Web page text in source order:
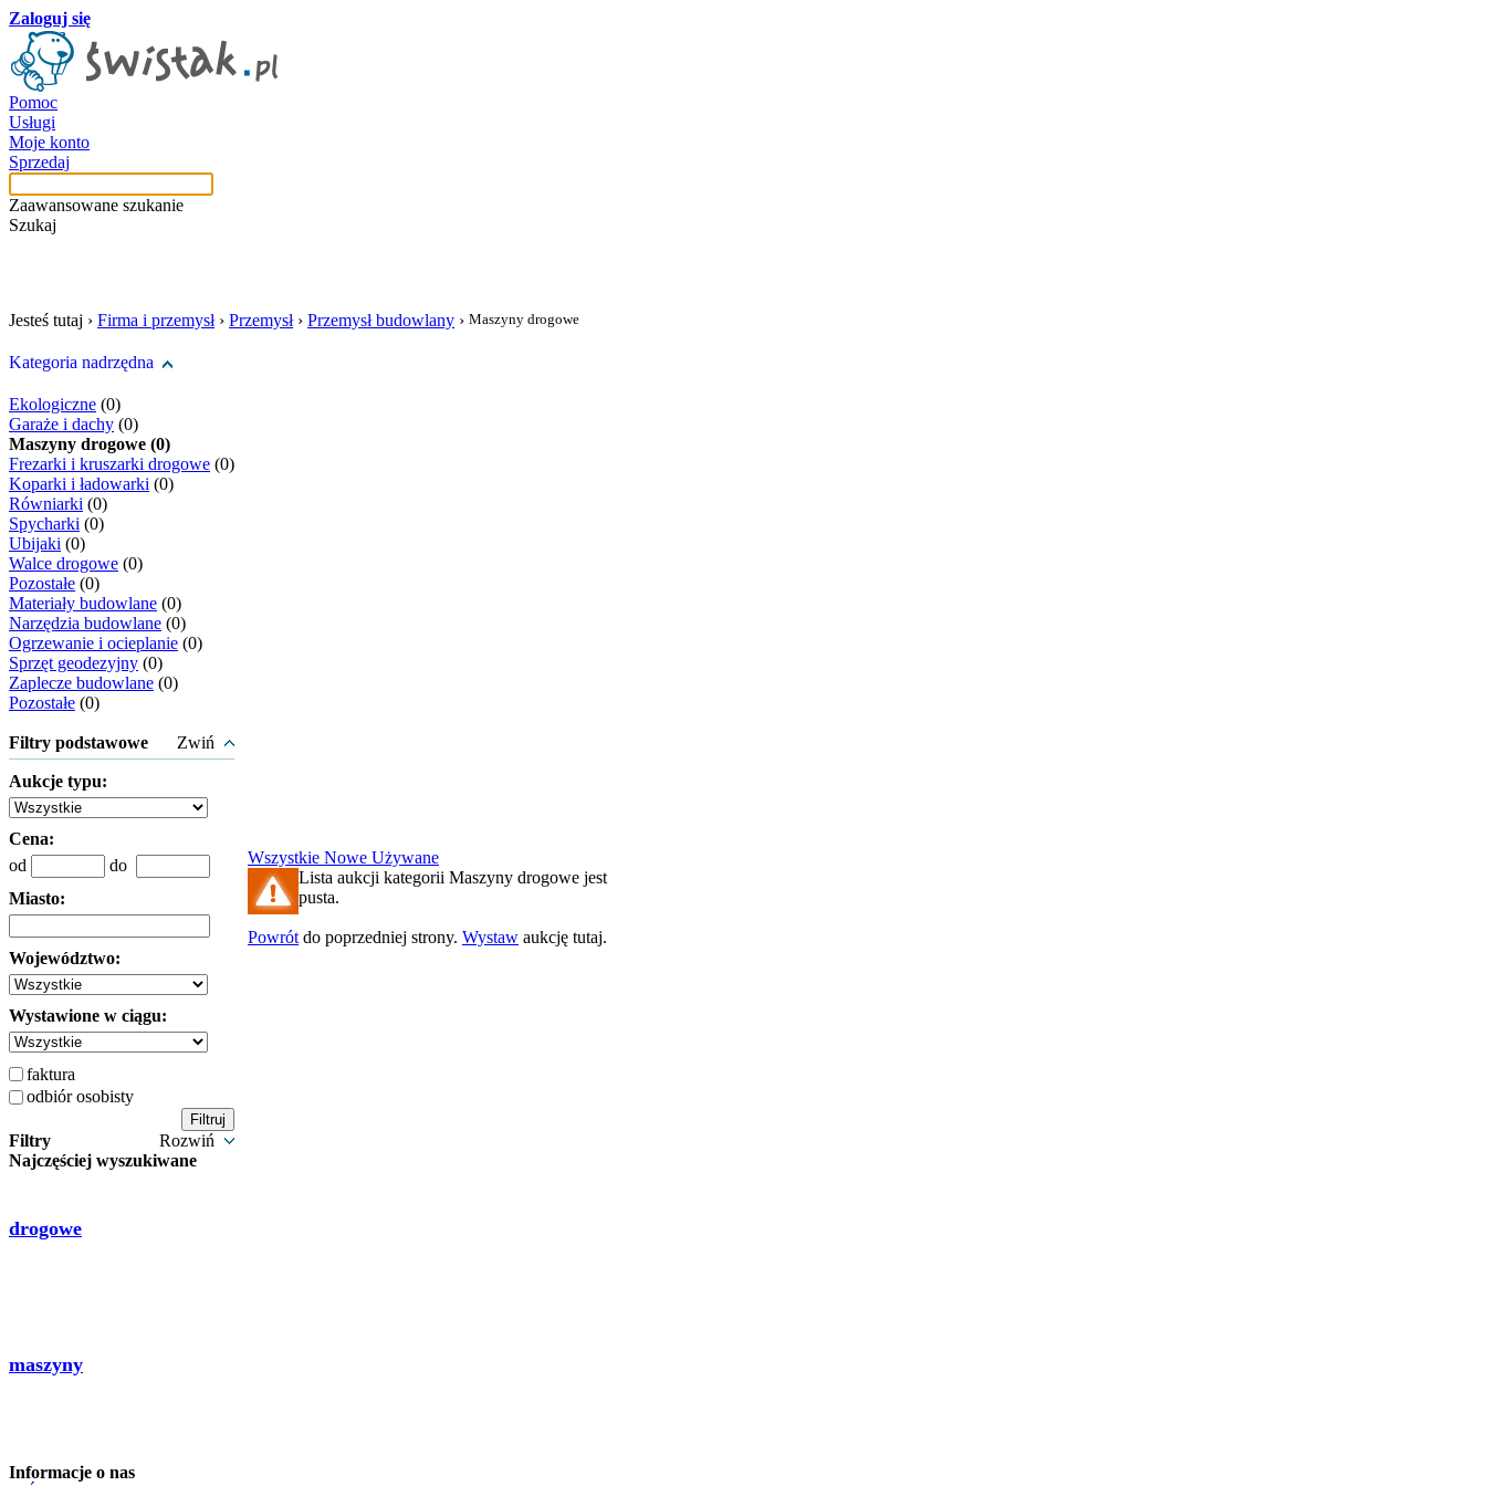
Zaloguj się
Pomoc
Usługi
Moje konto
Sprzedaj
Zaawansowane szukanie
Szukaj
Jesteś tutaj › Firma i przemysł› Przemysł› Przemysł budowlany › Maszyny drogowe
Kategoria nadrzędna
Ekologiczne (0)
Garaże i dachy (0)
Maszyny drogowe (0)
Frezarki i kruszarki drogowe (0)
Koparki i ładowarki (0)
Równiarki (0)
Spycharki (0)
Ubijaki (0)
Walce drogowe (0)
Pozostałe (0)
Materiały budowlane (0)
Narzędzia budowlane (0)
Ogrzewanie i ocieplanie (0)
Sprzęt geodezyjny (0)
Zaplecze budowlane (0)
Pozostałe (0)
Filtry podstawowe Zwiń
Aukcje typu:
Cena:
od
do
Miasto:
Województwo:
Wystawione w ciągu:
faktura
odbiór osobisty
Filtry
Rozwiń
Najczęściej wyszukiwane
drogowe
maszyny
Wszystkie Nowe Używane
Lista aukcji kategorii Maszyny drogowe jest
pusta.
Powrót do poprzedniej strony. Wystaw aukcję tutaj.
Informacje o nas